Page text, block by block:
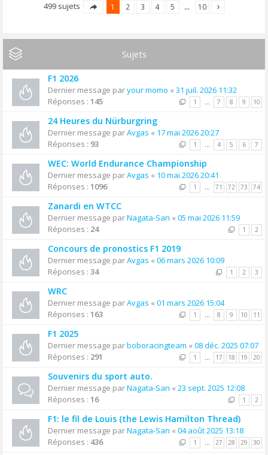
499 sujets 1 2 3 4 5 … 10
Sujets
F1 2026
Dernier message paryour momo « 31 juil. 2026 11:32
Réponses : 145 1 … 7 8 9 10
24 Heures du Nürburgring
Dernier message parAvgas « 17 mai 2026 20:27
Réponses : 93 1 … 4 5 6 7
WEC: World Endurance Championship
Dernier message parAvgas « 10 mai 2026 20:41
Réponses : 1096 1 … 71 72 73 74
Zanardi en WTCC
Dernier message parNagata-San « 05 mai 2026 11:59
Réponses : 24 1 2
Concours de pronostics F1 2019
Dernier message parAvgas « 06 mars 2026 10:09
Réponses : 34 1 2 3
WRC
Dernier message parAvgas « 01 mars 2026 15:04
Réponses : 163 1 … 8 9 10 11
F1 2025
Dernier message parboboracingteam « 08 déc. 2025 07:07
Réponses : 291 1 … 17 18 19 20
Souvenirs du sport auto.
Dernier message parNagata-San « 23 sept. 2025 12:08
Réponses : 16 1 2
F1: le fil de Louis (the Lewis Hamilton Thread)
Dernier message parNagata-San « 04 août 2025 13:18
Réponses : 436 1 … 27 28 29 30